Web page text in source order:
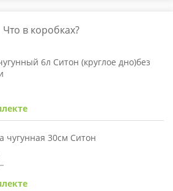
Что в коробках?
6л Ситон (круглое дно)без
чугунная 30см Ситон